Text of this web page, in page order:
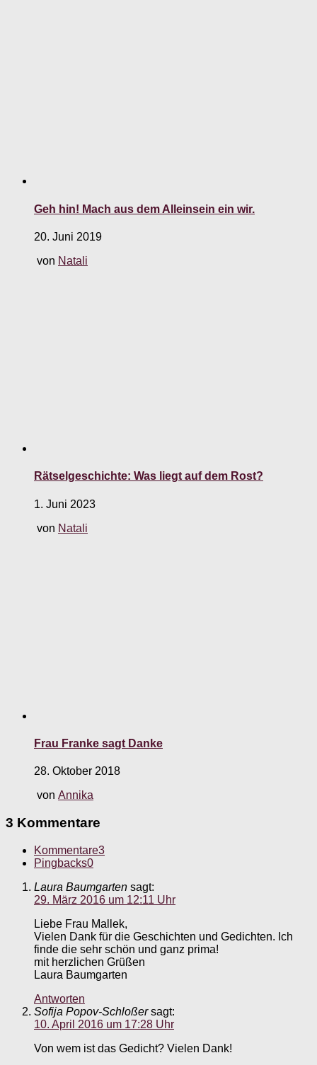
Geh hin! Mach aus dem Alleinsein ein wir.
20. Juni 2019
von Natali
Rätselgeschichte: Was liegt auf dem Rost?
1. Juni 2023
von Natali
Frau Franke sagt Danke
28. Oktober 2018
von Annika
3 Kommentare
Kommentare3
Pingbacks0
Laura Baumgarten sagt:
29. März 2016 um 12:11 Uhr
Liebe Frau Mallek,
Vielen Dank für die Geschichten und Gedichten. Ich
finde die sehr schön und ganz prima!
mit herzlichen Grüßen
Laura Baumgarten
Antworten
Sofija Popov-Schloßer sagt:
10. April 2016 um 17:28 Uhr
Von wem ist das Gedicht? Vielen Dank!